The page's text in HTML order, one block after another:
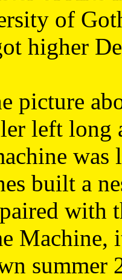
of
higher
picture
left long
was
built a
with
Machine,
summer